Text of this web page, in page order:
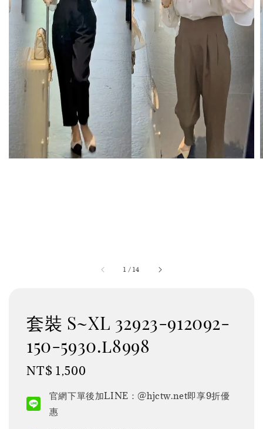
1 /14
套裝 S~XL 32923-912092-
150-5930.l8998
Regular
NT$ 1,500
官網下單後加LINE：@hjctw.net即享9折優
惠